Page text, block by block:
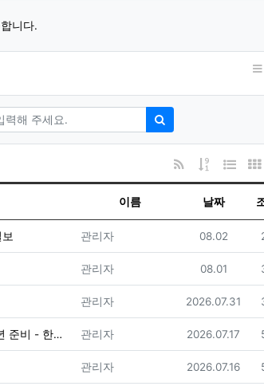
니다.
검색하기
RSS
게시물 정렬
웹진
이름 날짜
등록자
관리자 등록일
08.02
등록자
관리자 등록일
08.01
등록자
관리자 등록일
2026.07.31
[2027 수시/조선대학교] 사람의 힘으로 세운 80년… 학생의 미래 여는 100년 준비 - 한국대학신문 등록자
관리자 등록일
2026.07.17
등록자
관리자 등록일
2026.07.16